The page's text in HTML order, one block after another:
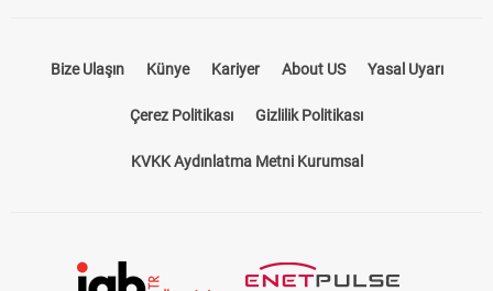
Künye Kariyer About US
Çerez Politikası Gizlilik Politikası